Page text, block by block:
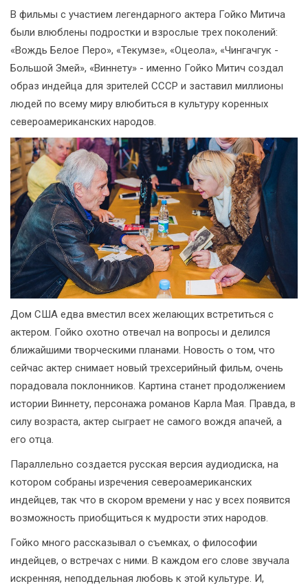
В фильмы с участием легендарного актера Гойко Митича
были влюблены подростки и взрослые трех поколений:
«Вождь Белое Перо», «Текумзе», «Оцеола», «Чингачгук -
Большой Змей», «Виннету» - именно Гойко Митич создал
образ индейца для зрителей СССР и заставил миллионы
людей по всему миру влюбиться в культуру коренных
североамериканских народов.
Дом США едва вместил всех желающих встретиться с
актером. Гойко охотно отвечал на вопросы и делился
ближайшими творческими планами. Новость о том, что
сейчас актер снимает новый трехсерийный фильм, очень
порадовала поклонников. Картина станет продолжением
истории Виннету, персонажа романов Карла Мая. Правда, в
силу возраста, актер сыграет не самого вождя апачей, а
его отца.
Параллельно создается русская версия аудиодиска, на
котором собраны изречения североамериканских
индейцев, так что в скором времени у нас у всех появится
возможность приобщиться к мудрости этих народов.
Гойко много рассказывал о съемках, о философии
индейцев, о встречах с ними. В каждом его слове звучала
искренняя, неподдельная любовь к этой культуре. И,